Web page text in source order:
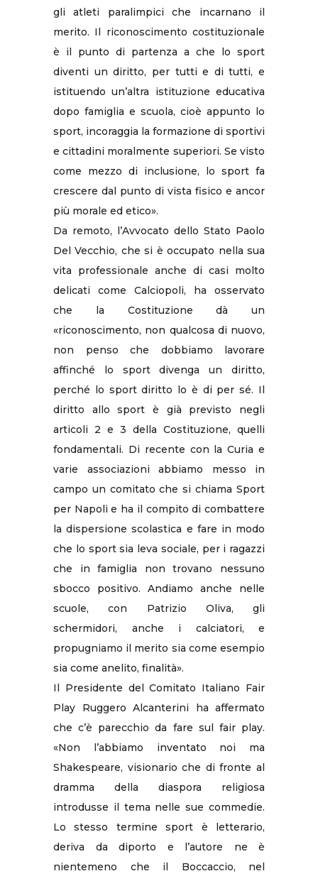
gli atleti paralimpici che incarnano il
merito. Il riconoscimento costituzionale
è il punto di partenza a che lo sport
diventi un diritto, per tutti e di tutti, e
istituendo un’altra istituzione educativa
dopo famiglia e scuola, cioè appunto lo
sport, incoraggia la formazione di sportivi
e cittadini moralmente superiori. Se visto
come mezzo di inclusione, lo sport fa
crescere dal punto di vista fisico e ancor
più morale ed etico».
Da remoto, l’Avvocato dello Stato Paolo
Del Vecchio, che si è occupato nella sua
vita professionale anche di casi molto
delicati come Calciopoli, ha osservato
che la Costituzione dà un
«riconoscimento, non qualcosa di nuovo,
non penso che dobbiamo lavorare
affinché lo sport divenga un diritto,
perché lo sport diritto lo è di per sé. Il
diritto allo sport è già previsto negli
articoli 2 e 3 della Costituzione, quelli
fondamentali. Di recente con la Curia e
varie associazioni abbiamo messo in
campo un comitato che si chiama Sport
per Napoli e ha il compito di combattere
la dispersione scolastica e fare in modo
che lo sport sia leva sociale, per i ragazzi
che in famiglia non trovano nessuno
sbocco positivo. Andiamo anche nelle
scuole, con Patrizio Oliva, gli
schermidori, anche i calciatori, e
propugniamo il merito sia come esempio
sia come anelito, finalità».
Il Presidente del Comitato Italiano Fair
Play Ruggero Alcanterini ha affermato
che c’è parecchio da fare sul fair play.
«Non l’abbiamo inventato noi ma
Shakespeare, visionario che di fronte al
dramma della diaspora religiosa
introdusse il tema nelle sue commedie.
Lo stesso termine sport è letterario,
deriva da diporto e l’autore ne è
nientemeno che il Boccaccio, nel